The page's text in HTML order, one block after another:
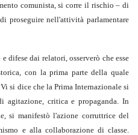
comunista, si corre il rischio – di
proseguire nell'attività parlamentare
difese dai relatori, osserverò che esse
con la prima parte della quale
si dice che la Prima Internazionale si
agitazione, critica e propaganda. In
si manifestò l'azione corruttrice del
e alla collaborazione di classe.